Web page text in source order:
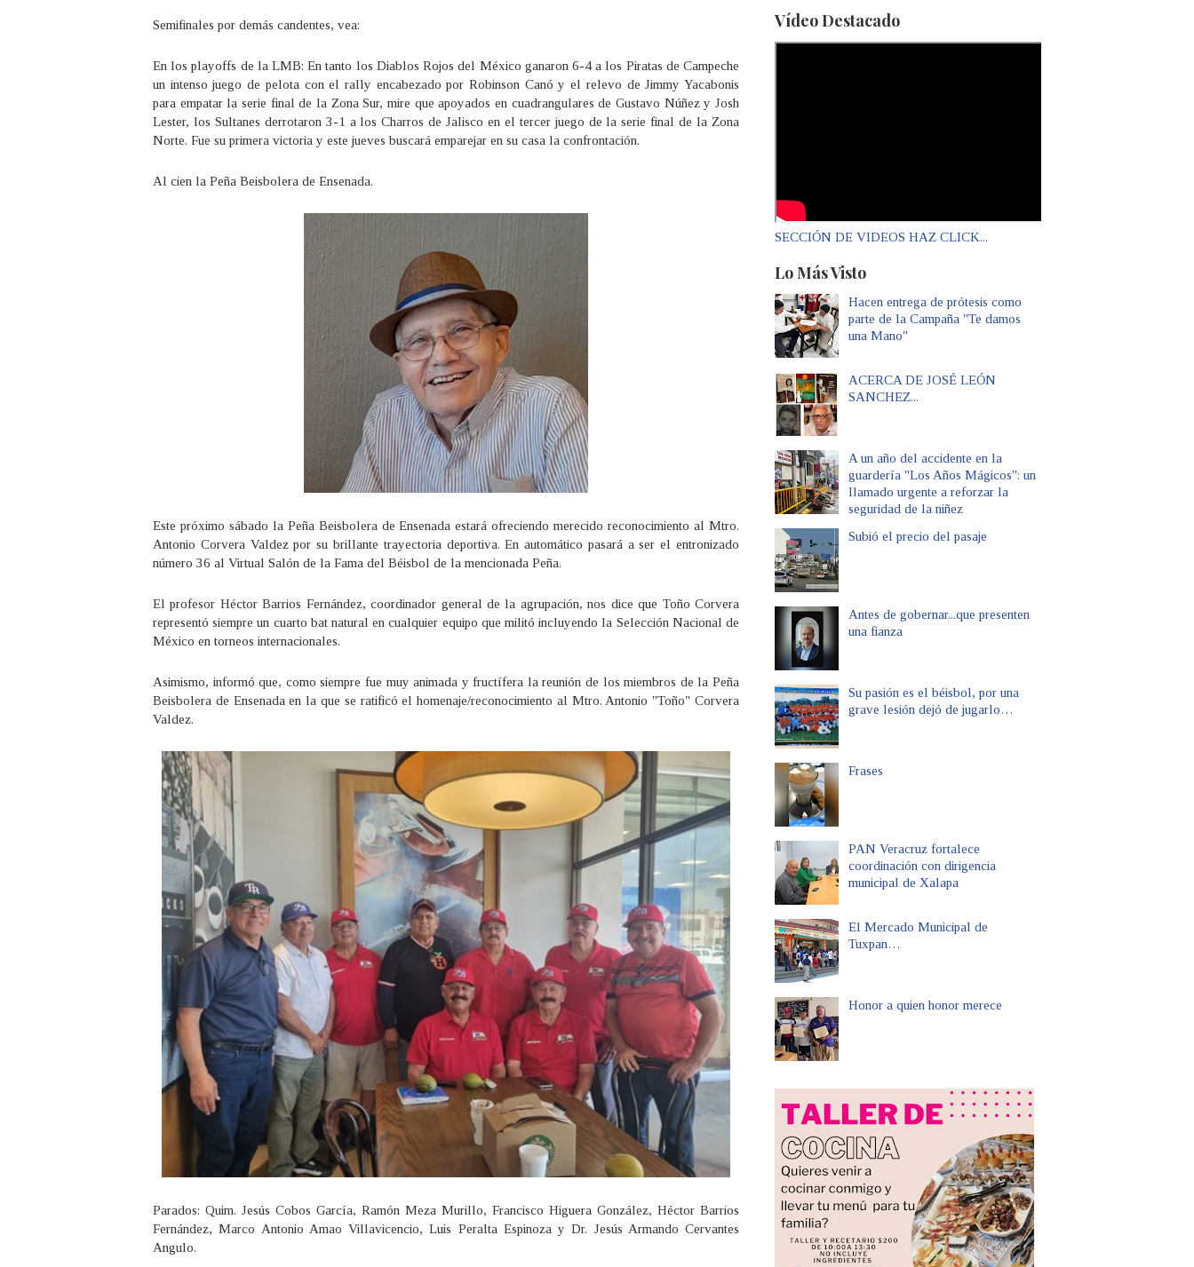
Semifinales por demás candentes, vea:
En los playoffs de la LMB: En tanto los Diablos Rojos del México ganaron 6-4 a los Piratas de Campeche
un intenso juego de pelota con el rally encabezado por Robinson Canó y el relevo de Jimmy Yacabonis
para empatar la serie final de la Zona Sur, mire que apoyados en cuadrangulares de Gustavo Núñez y Josh
Lester, los Sultanes derrotaron 3-1 a los Charros de Jalisco en el tercer juego de la serie final de la Zona
Norte. Fue su primera victoria y este jueves buscará emparejar en su casa la confrontación.
Al cien la Peña Beisbolera de Ensenada.
Este próximo sábado la Peña Beisbolera de Ensenada estará ofreciendo merecido reconocimiento al Mtro.
Antonio Corvera Valdez por su brillante trayectoria deportiva. En automático pasará a ser el entronizado
número 36 al Virtual Salón de la Fama del Béisbol de la mencionada Peña.
El profesor Héctor Barrios Fernández, coordinador general de la agrupación, nos dice que Toño Corvera
representó siempre un cuarto bat natural en cualquier equipo que militó incluyendo la Selección Nacional de
México en torneos internacionales.
Asimismo, informó que, como siempre fue muy animada y fructífera la reunión de los miembros de la Peña
Beisbolera de Ensenada en la que se ratificó el homenaje/reconocimiento al Mtro. Antonio "Toño" Corvera
Valdez.
Parados: Quim. Jesús Cobos García, Ramón Meza Murillo, Francisco Higuera González, Héctor Barrios
Fernández, Marco Antonio Amao Villavicencio, Luis Peralta Espinoza y Dr. Jesús Armando Cervantes
Angulo.
Vídeo Destacado
SECCIÓN DE VIDEOS HAZ CLICK...
Lo Más Visto
Hacen entrega de prótesis como
parte de la Campaña "Te damos
una Mano"
ACERCA DE JOSÉ LEÓN
SANCHEZ...
A un año del accidente en la
guardería "Los Años Mágicos": un
llamado urgente a reforzar la
seguridad de la niñez
Subió el precio del pasaje
Antes de gobernar...que presenten
una fianza
Su pasión es el béisbol, por una
grave lesión dejó de jugarlo…
Frases
PAN Veracruz fortalece
coordinación con dirigencia
municipal de Xalapa
El Mercado Municipal de
Tuxpan…
Honor a quien honor merece